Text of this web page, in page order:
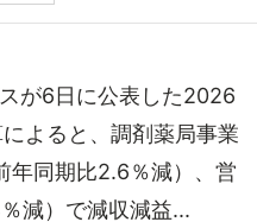
が6日に公表した2026
よると、調剤薬局事業
年同期比2.6％減）、営
減）で減収減益...